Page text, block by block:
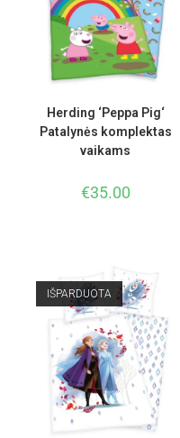
Herding ‘Peppa Pig‘
Patalynės komplektas
vaikams
€35.00
IŠPARDUOTA